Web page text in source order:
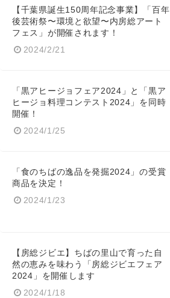
【千葉県誕生150周年記念事業】「百年
後芸術祭〜環境と欲望〜内房総アート
フェス」が開催されます！
2024/2/21
「黒アヒージョフェア2024」と「黒ア
ヒージョ料理コンテスト2024」を同時
開催！
2024/1/25
「食のちばの逸品を発掘2024」の受賞
商品を決定！
2024/1/23
【房総ジビエ】ちばの里山で育った自
然の恵みを味わう「房総ジビエフェア
2024」を開催します
2024/1/18
Japanese